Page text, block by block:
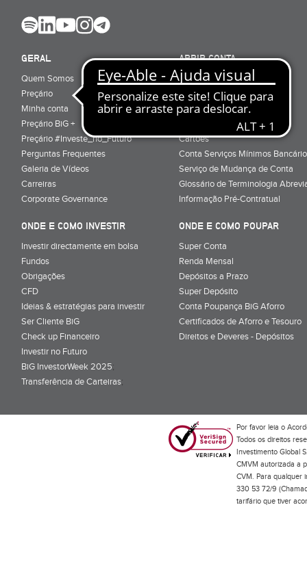
GERAL
Quem Somos
Preçário
Minha conta
Preçário BiG +
Preçário #Investe_no_Futuro
Perguntas Frequentes
Galeria de Vídeos
Carreiras
Corporate Governance
ABRIR CONTA
Porquê ser cliente
Particulares
Júnior (sub-18)
Cartões
Conta Serviços Mínimos
Serviço de Mudança de Conta
Glossário de Terminologia
Informação Pré-Contratual
ONDE E COMO INVESTIR
Investir directamente em bolsa
Fundos
Obrigações
CFD
Ideias & estratégias para investir
Ser Cliente BiG
Check up Financeiro
Investir no Futuro
BiG InvestorWeek 2025;
Transferência de Carteiras;
ONDE E COMO POUPAR
Super Conta
Renda Mensal
Depósitos a Prazo
Super Depósito
Conta Poupança BiG Aforro
Certificados de Aforro e Tesouro
Direitos e Deveres - Depósitos
Por favor leia o
Todos os direitos
Investimento Global
CMVM autorizada a
CVM. Para qualquer
330 53 72/9
tarifário que tiver